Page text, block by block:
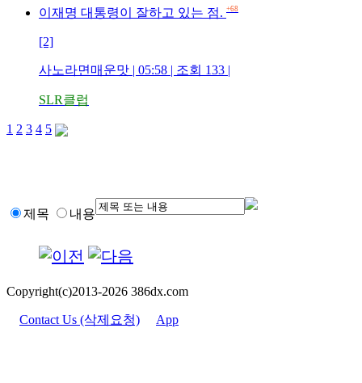
이재명 대통령이 잘하고 있는 점. +68
[2]
사노라면매운맛 | 05:58 | 조회 133 |
SLR클럽
1 2 3 4 5
제목 내용
Copyright(c)2013-2026 386dx.com
Contact Us (삭제요청) App